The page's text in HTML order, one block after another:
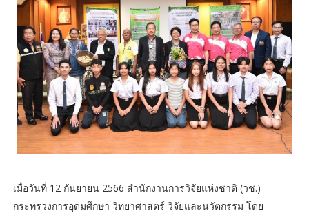
เมื่อวันที่ 12 กันยายน 2566 สำนักงานการวิจัยแห่งชาติ (วช.)
กระทรวงการอุดมศึกษา วิทยาศาสตร์ วิจัยและนวัตกรรม โดย